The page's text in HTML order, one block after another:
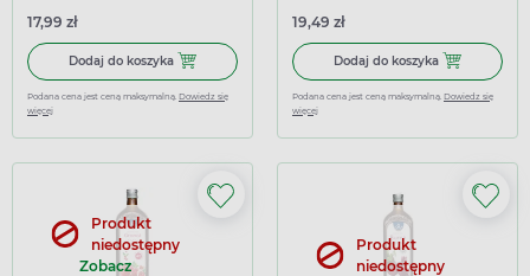
17,99 zł
Dodaj do koszyka Dodaj do koszyka Naturell C 1000 +, 30 kapsułek
Podana cena jest ceną maksymalną. Dowiedz się
więcej
19,49 zł
Dodaj do koszyka Dodaj do
Podana cena jest ceną maksymalną. Dowiedz się
więcej
Produkt
niedostępny
Zobacz
Produkt
niedostępny